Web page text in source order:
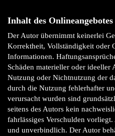
Inhalt des Onlineangebotes
Der Autor übernimmt keinerlei
Korrektheit, Vollständigkeit oder
Informationen.
Schäden materieller oder ideeller
Nutzung oder Nichtnutzung der
durch die Nutzung fehlerhafter
verursacht wurden sind
seitens des Autors kein
fahrlässiges Verschulden
und unverbindlich. Der Autor